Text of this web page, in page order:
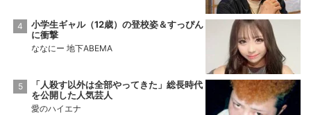
小学生ギャル（12歳）の登校姿＆すっぴん
に衝撃
ななにー 地下ABEMA
「人殺す以外は全部やってきた」総長時代
を公開した人気芸人
愛のハイエナ